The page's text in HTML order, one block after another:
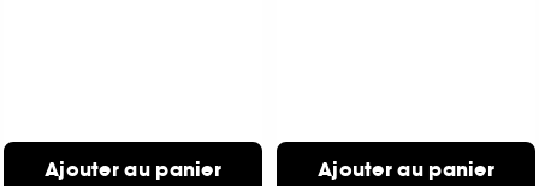
Ajouter au panier Ajouter au panier